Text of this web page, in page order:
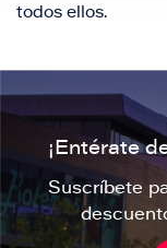
todos ellos.
¡Entérate
Suscríbete